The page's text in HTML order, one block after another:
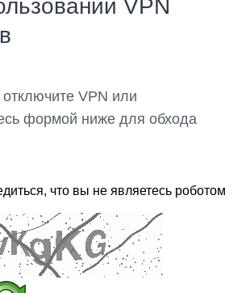
VPN
VPN или
формой ниже для обхода
что вы не являетесь роботом